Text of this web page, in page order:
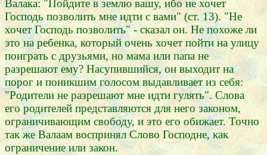
Валака: "Пойдите в землю вашу, ибо не хочет
Господь позволить мне идти с вами" (ст. 13). "Не
хочет Господь позволить" - сказал он. Не похоже ли
это на ребенка, который очень хочет пойти на улицу
поиграть с друзьями, но мама или папа не
разрешают ему? Насупившийся, он выходит на
порог и поникшим голосом выдавливает из себя:
"Родители не разрешают мне идти гулять". Слова
его родителей представляются для него законом,
ограничивающим свободу, и это его обижает. Точно
так же Валаам воспринял Слово Господне, как
ограничение или закон.